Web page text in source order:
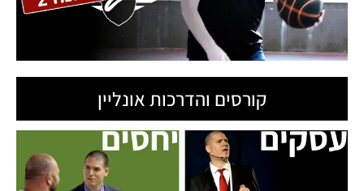
קורסים והדרכות אונליין